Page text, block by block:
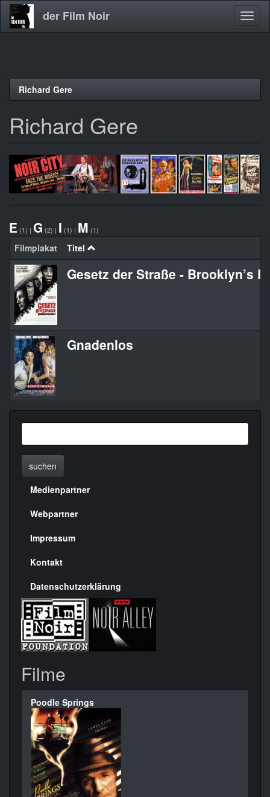
Direkt
der Film Noir
Richard Gere
Richard Gere
E (1) | G (2) | I (1) | M (1)
Filmplakat Titel
Gesetz der Straße - Brooklyn’s
Gnadenlos
suchen
Menülinks
rechte
Seite
Medienpartner
Webpartner
Impressum
Kontakt
Datenschutzerklärung
Filme
Poodle Springs